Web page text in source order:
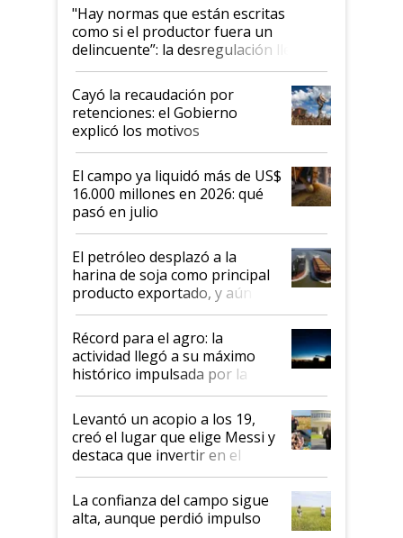
"Hay normas que están escritas
como si el productor fuera un
delincuente”: la desregulación llegó
al Congreso Aapresid y hasta se
habló del financiamiento al IPCVA
Cayó la recaudación por
retenciones: el Gobierno
explicó los motivos
El campo ya liquidó más de US$
16.000 millones en 2026: qué
pasó en julio
El petróleo desplazó a la
harina de soja como principal
producto exportado, y aún así
el agro aportó casi seis de cada
diez dólares y sostuvo el
liderazgo en un semestre
récord
Récord para el agro: la
actividad llegó a su máximo
histórico impulsada por la
cosecha y las exportaciones
Levantó un acopio a los 19,
creó el lugar que elige Messi y
destaca que invertir en el
kirchnerismo era como "darle
plata a un hijo para droga":
Juan Félix Rossetti, el libertario
que de una dura crisis salió
La confianza del campo sigue
alta, aunque perdió impulso